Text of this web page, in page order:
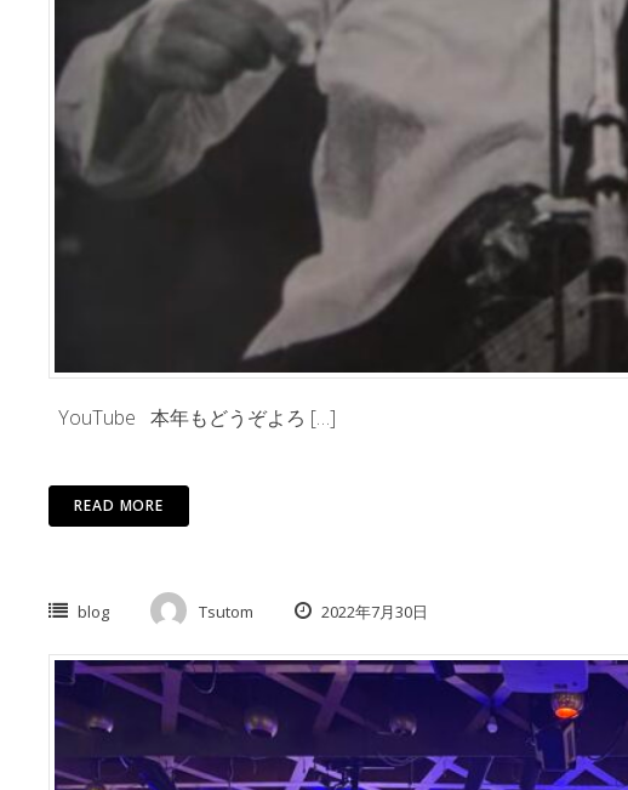
YouTube 本年もどうぞよろ […]
READ MORE
blog Tsutom 2022年7月30日